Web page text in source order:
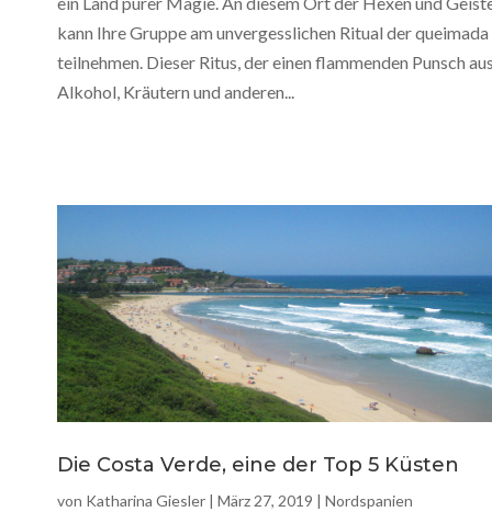
kann Ihre Gruppe am unvergesslichen Ritual der queimada
teilnehmen. Dieser Ritus, der einen flammenden Punsch
Alkohol, Kräutern und anderen...
Die Costa Verde, eine der Top 5 Küsten
von Katharina Giesler | März 27, 2019 | Nordspanien